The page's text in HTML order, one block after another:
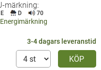
märkning
E D 70
Energimärkning
3-4 dagars leveranstid
KÖP